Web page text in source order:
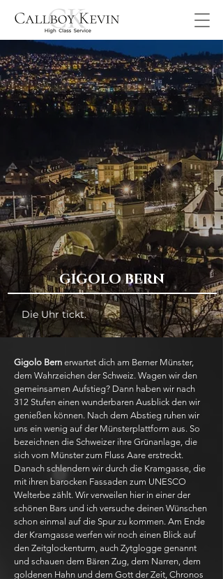
GIGOLO BERN
Die Uhr tickt.
Gigolo Bern erwartet dich am Berner Münster,
dem Wahrzeichen der Schweiz. Wagen wir den
gemeinsamen Aufstieg? Dann haben wir nach
312 Stufen einen wunderbaren Ausblick den wir
genießen können. Nach dem Abstieg ruhen wir
uns ein wenig auf der Münsterplattform aus. So
bezeichnen die Schweizer ihre Grünanlage, die
sich vom Münster zum Fluss Aare erstreckt.
Danach schlendern wir durch die Kramgasse, die
mit ihren barocken Fassaden zum UNESCO
Welterbe zählt. Wir verweilen hier in einer der
schönen Bars und ich versuche deinen Wünschen
schon einmal auf die Spur zu kommen. Am Ende
der Kramgasse werfen wir noch einen Blick auf
den Zeitglockenturm, auch Zytglogge genannt
und schauen dem Bären Zug, dem Narren, dem
goldenen Hahn und dem Gott der Zeit, Chronos